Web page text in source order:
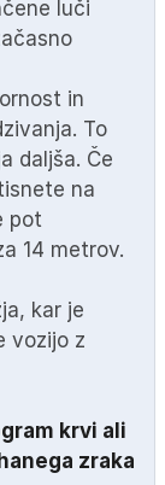
luči
in
To
daljša. Če
na
pot
14 metrov.
kar je
vozijo z
krvi ali
zraka